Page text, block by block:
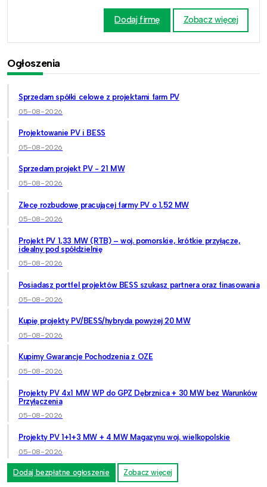
Dodaj firmę Zobacz więcej
Ogłoszenia
Sprzedam spółki celowe z projektami farm PV
05-08-2026
Projektowanie PV i BESS
05-08-2026
Sprzedam projekt PV - 21 MW
05-08-2026
Zlecę rozbudowę pracującej farmy PV o 1,52 MW
05-08-2026
Projekt PV 1,33 MW (RTB) – woj. pomorskie, krótkie przyłącze,
idealny pod spółdzielnię
05-08-2026
Posiadasz portfel projektów BESS szukasz partnera oraz finasowania
05-08-2026
Kupię projekty PV/BESS/hybryda powyżej 20 MW
05-08-2026
Kupimy Gwarancje Pochodzenia z OZE
05-08-2026
Projekty PV 4x1 MW WP do GPZ Dębrznica + 30 MW bez Warunków
Przyłączenia
05-08-2026
Projekty PV 1+1+3 MW + 4 MW Magazynu woj. wielkopolskie
05-08-2026
Dodaj bezpłatne ogłoszenie Zobacz więcej